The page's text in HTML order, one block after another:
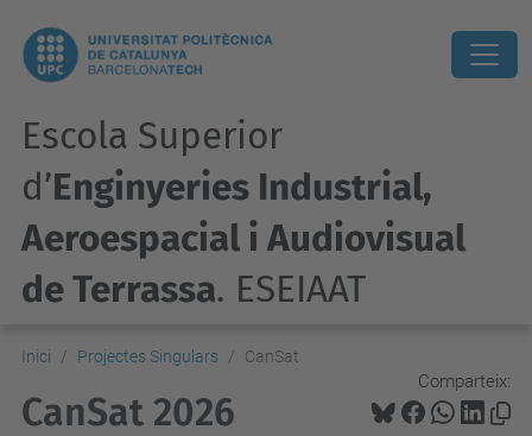
Escola Superior
d’Enginyeries Industrial,
Aeroespacial i Audiovisual
de Terrassa. ESEIAAT
Inici Projectes Singulars CanSat
Comparteix:
CanSat 2026